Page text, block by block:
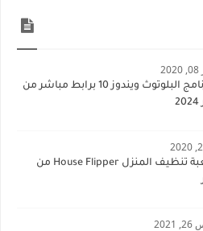
تحميل برنامج البلوتوث ويندوز 10 برابط مباشر من
تحميل لعبة تنظيف المنزل House Flipper من